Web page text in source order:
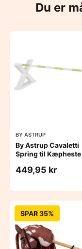
Du er
BY ASTRUP
By Astrup Cavaletti
Spring til Kæpheste
449,95 kr
SPAR 35%